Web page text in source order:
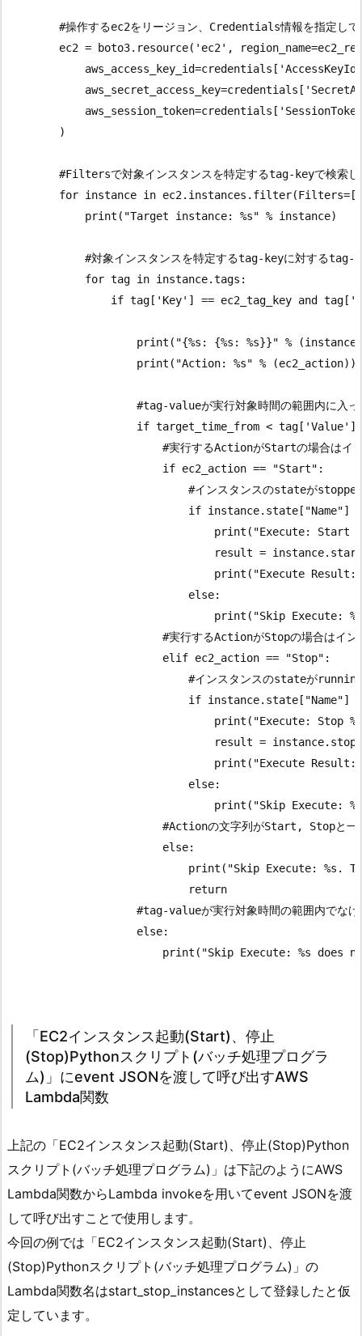
#操作するec2をリージョン、Credentials情報を指定して
ec2 = boto3.resource('ec2',
        )
#Filtersで対象インスタンスを特定するtag-keyで検索し
for instance in
            print("Target instance: %s" % instance)
#対象インスタンスを特定するtag-keyに対するtag-
            for tag in instance.tags:
if tag['Key'] == ec2_tag_key and
print("{%s: {%s: %s}}" %
                    print("Action: %s" % (ec2_action))
#tag-valueが実行対象時間の範囲内に入っ
if target_time_from <
#実行するActionがStartの場合はイ
                        if ec2_action == "Start":
#インスタンスのstateがstopped
if instance.state["Name"]
print("Execute: Start
result =
print("Execute Result:
                            else:
print("Skip Execute:
#実行するActionがStopの場合はイン
                        elif ec2_action == "Stop":
#インスタンスのstateがrunning
if instance.state["Name"]
print("Execute: Stop
result =
print("Execute Result:
                            else:
print("Skip Execute:
#Actionの文字列がStart, Stopと一
                        else:
print("Skip Execute: %s.
                            return
#tag-valueが実行対象時間の範囲内でなけ
                    else:
print("Skip Execute: %s does
「EC2インスタンス起動(Start)、停止
(Stop)Pythonスクリプト(バッチ処理プログラ
ム)」にevent JSONを渡して呼び出すAWS
Lambda関数
上記の「EC2インスタンス起動(Start)、停止(Stop)Python
スクリプト(バッチ処理プログラム)」は下記のようにAWS
Lambda関数からLambda invokeを用いてevent JSONを渡
して呼び出すことで使用します。
今回の例では「EC2インスタンス起動(Start)、停止
(Stop)Pythonスクリプト(バッチ処理プログラム)」の
Lambda関数名はstart_stop_instancesとして登録したと仮
定しています。